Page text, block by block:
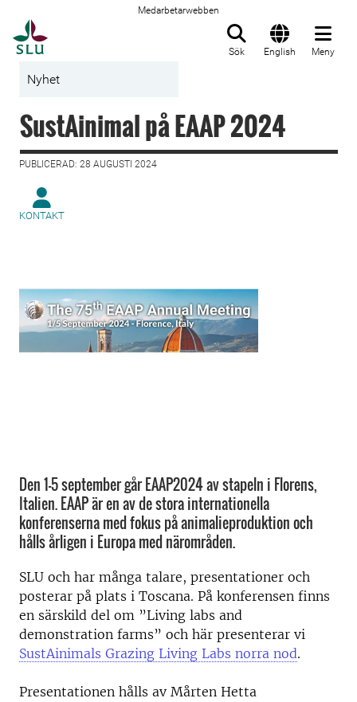
Medarbetarwebben
Sök English Meny
Nyhet
SustAinimal på EAAP 2024
PUBLICERAD: 28 AUGUSTI 2024
KONTAKT
Den 1–5 september går EAAP2024 av stapeln i Florens,
Italien. EAAP är en av de stora internationella
konferenserna med fokus på animalieproduktion och
hålls årligen i Europa med närområden.
SLU och har många talare, presentationer och
posterar på plats i Toscana. På konferensen finns
en särskild del om ”Living labs and
demonstration farms” och här presenterar vi
SustAinimals Grazing Living Labs norra nod.
Presentationen hålls av Mårten Hetta